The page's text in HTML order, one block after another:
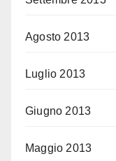
Agosto 2013
Luglio 2013
Giugno 2013
Maggio 2013